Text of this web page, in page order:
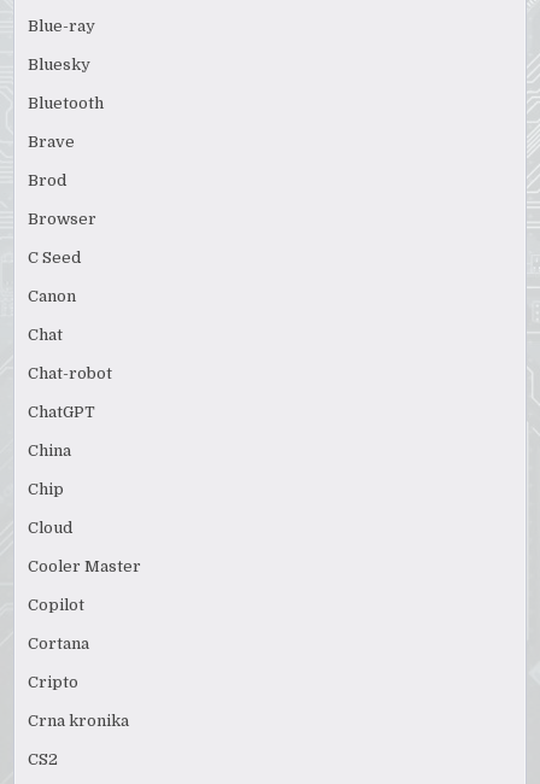
Blue-ray
Bluesky
Bluetooth
Brave
Brod
Browser
C Seed
Canon
Chat
Chat-robot
ChatGPT
China
Chip
Cloud
Cooler Master
Copilot
Cortana
Cripto
Crna kronika
CS2